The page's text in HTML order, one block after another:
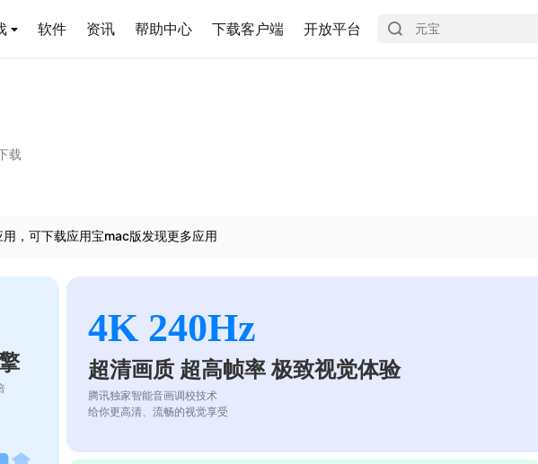
软件 资讯 帮助中心 下载客户端 开放平台
载
，可下载应用宝mac版发现更多应用
4K 240Hz
超清画质 超高帧率 极致视觉体验
腾讯独家智能音画调校技术
给你更高清、流畅的视觉享受